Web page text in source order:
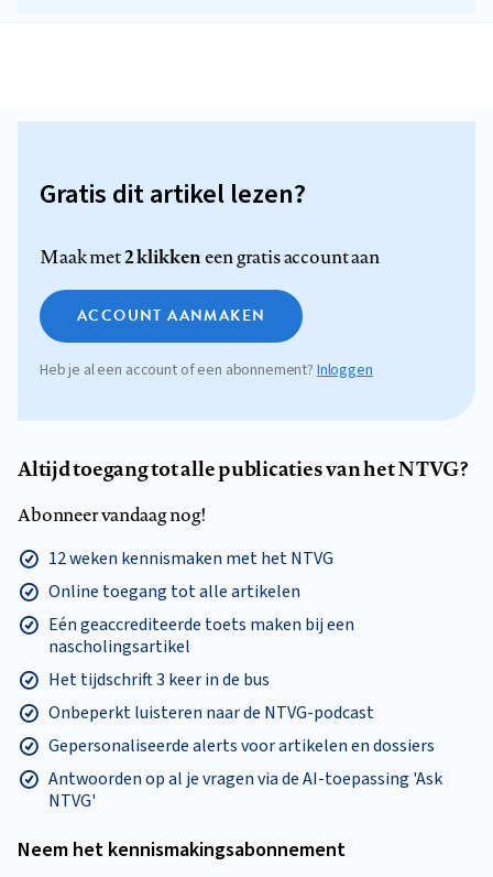
Gratis dit artikel lezen?
Maak met2 klikkeneen gratis account aan
ACCOUNT AANMAKEN
Heb je al een account of een abonnement? Inloggen
Altijd toegang tot alle publicaties van het NTVG?
Abonneer vandaag nog!
12 weken kennismaken met het NTVG
Online toegang tot alle artikelen
Eén geaccrediteerde toets maken bij een
nascholingsartikel
Het tijdschrift 3 keer in de bus
Onbeperkt luisteren naar de NTVG-podcast
Gepersonaliseerde alerts voor artikelen en dossiers
Antwoorden op al je vragen via de AI-toepassing 'Ask
NTVG'
Neem het kennismakings­abonnement